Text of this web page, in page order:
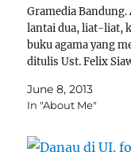
Gramedia
lantai dua, liat-liat,
buku agama yang
ditulis Ust. Felix
Felix…
June 8, 2013
In "About Me"